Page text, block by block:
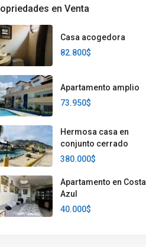
en Venta
Casa acogedora
82.800$
Apartamento amplio
73.950$
Hermosa casa en
conjunto cerrado
380.000$
Apartamento en Costa
Azul
40.000$